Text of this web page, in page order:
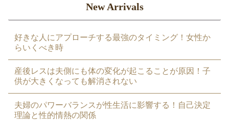
New Arrivals
好きな人にアプローチする最強のタイミング！女性か
らいくべき時
産後レスは夫側にも体の変化が起こることが原因！子
供が大きくなっても解消されない
夫婦のパワーバランスが性生活に影響する！自己決定
理論と性的情熱の関係